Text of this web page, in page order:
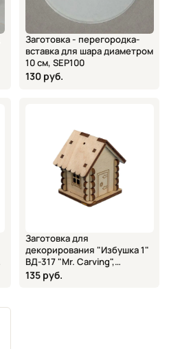
Заготовка - перегородка-
вставка для шара диаметром
10 см, SEP100
130 руб.
Заготовка для
декорирования "Избушка 1"
ВД-317 "Mr. Carving",
5,4х5х4,3 см
135 руб.